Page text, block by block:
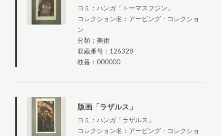
ヨミ：ハンガ「トーマスフジン」
コレクション名：アービング・コレクショ
ン
分類：美術
収蔵番号：126328
枝番：000000
版画「ラザルス」
ヨミ：ハンガ「ラザルス」
コレクション名：アービング・コレクショ